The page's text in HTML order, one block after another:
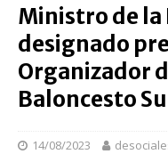
Ministro de la
designado
Organizador
Baloncesto
14/08/2023